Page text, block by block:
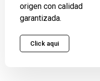
origen con calidad
garantizada.
Click aqui